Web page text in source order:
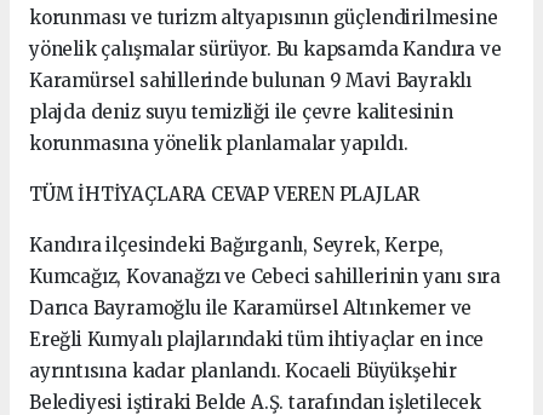
korunması ve turizm altyapısının güçlendirilmesine
yönelik çalışmalar sürüyor. Bu kapsamda Kandıra ve
Karamürsel sahillerinde bulunan 9 Mavi Bayraklı
plajda deniz suyu temizliği ile çevre kalitesinin
korunmasına yönelik planlamalar yapıldı.
TÜM İHTİYAÇLARA CEVAP VEREN PLAJLAR
Kandıra ilçesindeki Bağırganlı, Seyrek, Kerpe,
Kumcağız, Kovanağzı ve Cebeci sahillerinin yanı sıra
Darıca Bayramoğlu ile Karamürsel Altınkemer ve
Ereğli Kumyalı plajlarındaki tüm ihtiyaçlar en ince
ayrıntısına kadar planlandı. Kocaeli Büyükşehir
Belediyesi iştiraki Belde A.Ş. tarafından işletilecek